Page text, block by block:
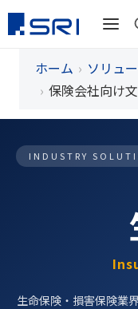
ホーム ソリュ
保険会社向け
INDUSTRY
生命保険・損害保険業